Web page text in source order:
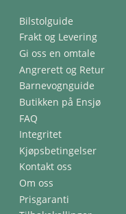
Bilstolguide
Frakt og Levering
Gi oss en omtale
Angrerett og Retur
Barnevognguide
Butikken på Ensjø
FAQ
Integritet
Kjøpsbetingelser
Kontakt oss
Om oss
Prisgaranti